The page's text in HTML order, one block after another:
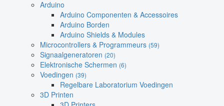
Arduino
Arduino Componenten & Accessoires
Arduino Borden
Arduino Shields & Modules
Microcontrollers & Programmeurs (59)
Signaalgeneratoren (20)
Elektronische Schermen (6)
Voedingen (39)
Regelbare Laboratorium Voedingen
3D Printen